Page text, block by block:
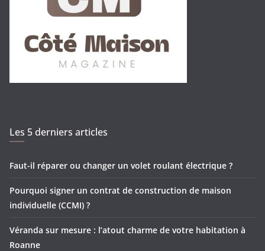
Les 5 derniers articles
Faut-il réparer ou changer un volet roulant électrique ?
Pourquoi signer un contrat de construction de maison
individuelle (CCMI) ?
Véranda sur mesure : l’atout charme de votre habitation à
Roanne